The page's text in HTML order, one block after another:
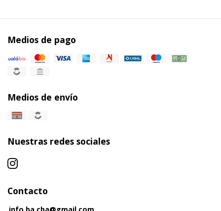
Medios de pago
Medios de envío
Nuestras redes sociales
Contacto